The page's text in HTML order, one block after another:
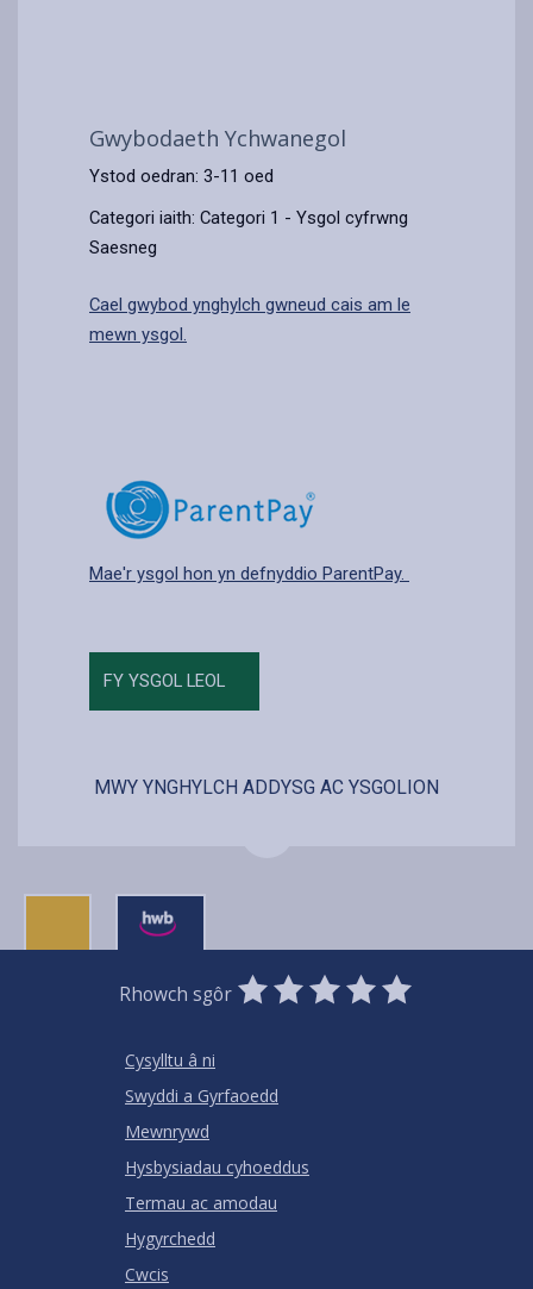
Gwybodaeth Ychwanegol
Ystod oedran: 3-11 oed
Categori iaith: Categori 1 - Ysgol cyfrwng
Saesneg
Cael gwybod ynghylch gwneud cais am le
mewn ysgol.
Mae'r ysgol hon yn defnyddio ParentPay.
FY YSGOL LEOL
MWY YNGHYLCH ADDYSG AC YSGOLION
Rhowch sgôr
0
Stars
1
Star
2
Stars
3
Stars
4
Stars
5
Stars
Cysylltu â ni
Swyddi a Gyrfaoedd
Mewnrywd
Hysbysiadau cyhoeddus
Termau ac amodau
Hygyrchedd
Cwcis